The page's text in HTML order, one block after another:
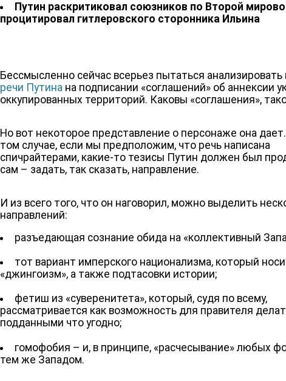
Путин раскритиковал союзников по Второй
процитировал гитлеровского сторонника Ильина
Бессмысленно сейчас всерьез пытаться
речи Путина на подписании «соглашений» об аннексии
оккупированных территорий. Каковы «соглашения»,
Но вот некоторое представление о персонаже она
том случае, если мы предположим, что речь написана
спичрайтерами, какие-то тезисы Путин должен был
сам – задать, так сказать, направление.
И из всего того, что он наговорил, можно выделить
направлений:
разъедающая сознание обида на «коллективный
тот вариант имперского национализма, который
«джингоизм», а также подтасовки истории;
фетиш из «суверенитета», который, судя по всему,
рассматривается как возможность для правителя
подданными что угодно;
гомофобия – и, в принципе, «расчесывание» любых
тем же Западом.